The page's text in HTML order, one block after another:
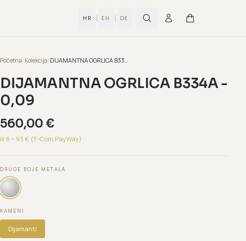
HR | EN | DE
Početna/Kolekcija/ DIJAMANTNA OGRLICA B334A - 0,09
DIJAMANTNA OGRLICA B334A -
0,09
560,00 €
ili 6 × 93 € (T-Com PayWay)
DRUGE BOJE METALA
KAMENI
Dijamanti